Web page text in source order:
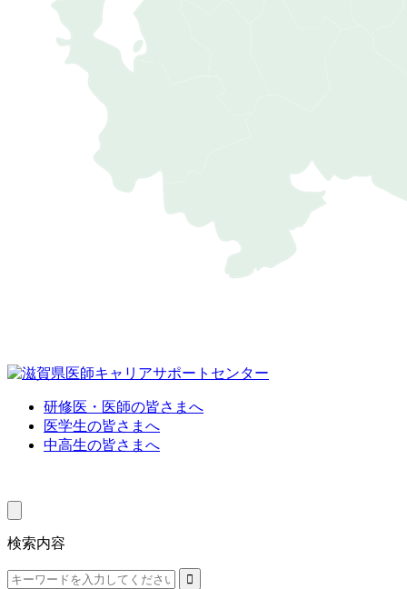
研修医・医師の皆さまへ
医学生の皆さまへ
中高生の皆さまへ
検索内容